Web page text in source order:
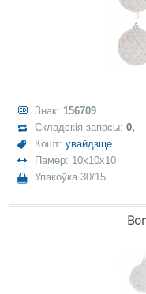
Знак: 156709
Складскія запасы:0,
Кошт:увайдзіце
Памер: 10x10x10
Упакоўка 30/15